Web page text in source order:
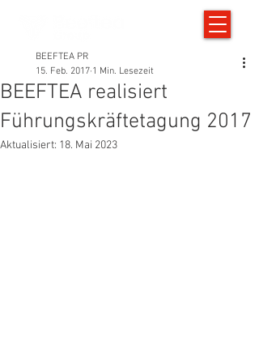
BEEFTEA realisiert
Führungskräftetagung 2017
BEEFTEA PR
15. Feb. 2017 1 Min. Lesezeit
Aktualisiert: 18. Mai 2023